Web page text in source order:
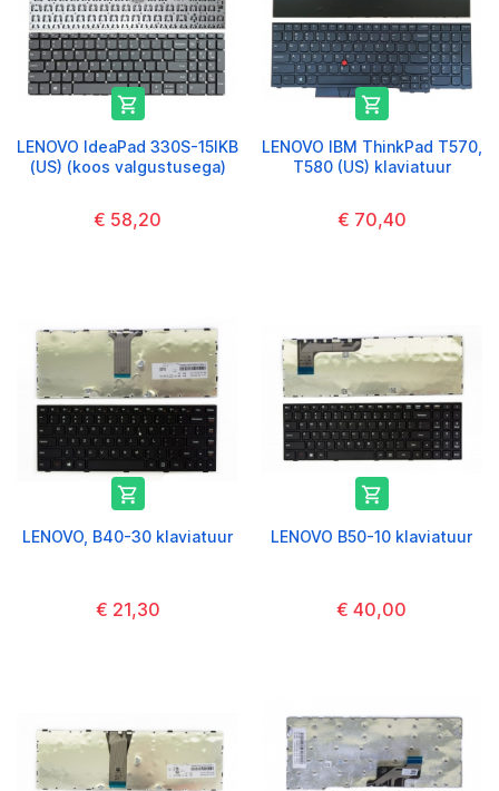

LENOVO IdeaPad 330S-15IKB
(US) (koos valgustusega)
€ 58,20

LENOVO IBM ThinkPad T570,
T580 (US) klaviatuur
€ 70,40

LENOVO, B40-30 klaviatuur
€ 21,30

LENOVO B50-10 klaviatuur
€ 40,00